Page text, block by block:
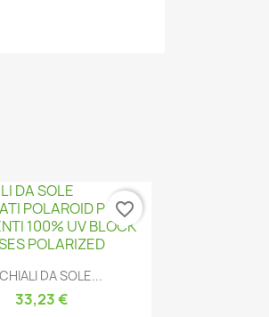
Anteprima
DA SOLE...
33,23 €
favorite_border